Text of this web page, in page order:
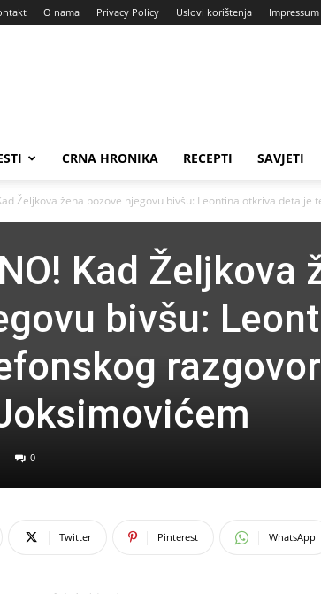
O nama Privacy Policy Uslovi korištenja Impressum
CRNA HRONIKA RECEPTI SAVJETI
Kad Željkova žena pozove njegovu bivšu: Leontina otkriva detalje
Kad Željkova
bivšu:
0
Twitter Pinterest WhatsApp